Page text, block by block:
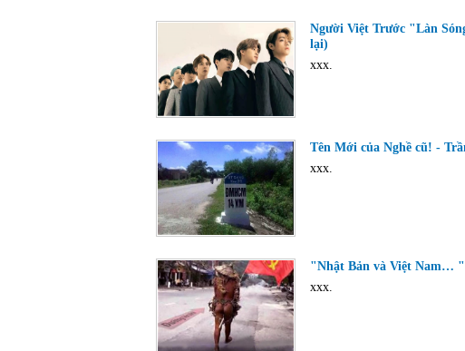
Người Việt Trước "Làn
lại)
xxx.
Tên Mới của Nghề cũ! -
xxx.
"Nhật Bản và Việt Nam…
xxx.